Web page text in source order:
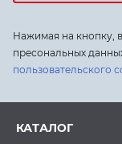
Нажимая на кнопку,
пресональных
пользовательского
КАТАЛОГ